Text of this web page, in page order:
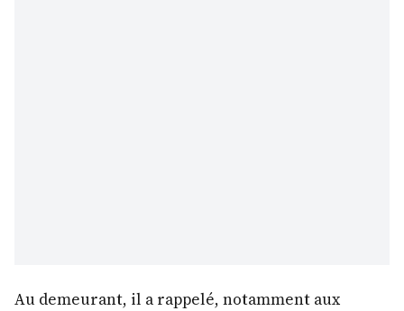
Au demeurant, il a rappelé, notamment aux